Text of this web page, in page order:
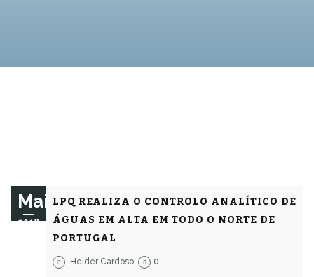
Mai
2018
LPQ REALIZA O CONTROLO ANALÍTICO DE
ÁGUAS EM ALTA EM TODO O NORTE DE
PORTUGAL
Helder Cardoso 0